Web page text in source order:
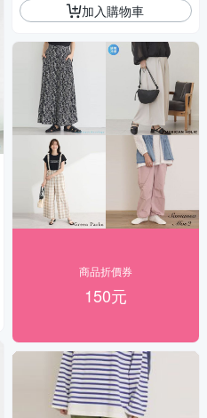
加入購物車
商品折價券
150元